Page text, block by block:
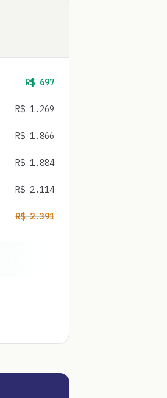
R$ 697
R$ 1.269
R$ 1.866
R$ 1.884
R$ 2.114
R$2.391